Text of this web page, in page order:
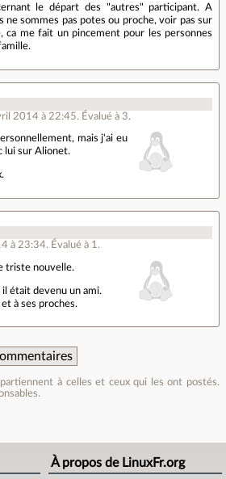
le départ des "autres" participant. A
ne sommes pas potes ou proche, voir pas sur
ca me fait un pincement pour les personnes
2014 à 22:45. Évalué à 3.
mais j'ai eu
lui sur Alionet.
à 23:34. Évalué à 1 .
triste nouvelle.
il était devenu un ami.
à ses proches.
à celles et ceux qui les ont postés.
À propos de LinuxFr.org